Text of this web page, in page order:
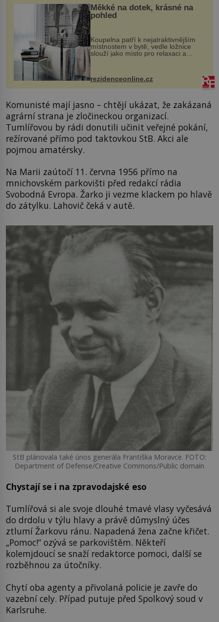
Měkké na dotek, krásné na
pohled
Koupelna patří k nejatraktivnějším
místnostem v bytě, vedle ložnice
slouží jako místo pro relaxaci a
odpočinek. Koupelnový textil –
ručníky, osušky a koberečky –
mohou jako mávnutím kouzelného
proutku...
rezidenceonline.cz
Komunisté mají jasno – chtějí ukázat, že zakázaná
agrární strana je zločineckou organizací.
Tumlířovou by rádi donutili učinit veřejné pokání,
režírované přímo pod taktovkou StB. Akci ale
pojmou amatérsky.
Na Marii zaútočí 11. června 1956 přímo na
mnichovském parkovišti před redakcí rádia
Svobodná Evropa. Žarko ji vezme klackem po hlavě
do zátylku. Lahovič čeká v autě.
StB plánovala také únos generála Františka Moravce. FOTO:
Department of Defense/Creative Commons/Public domain
Chystají se i na zpravodajské eso
Tumlířová si ale svoje dlouhé tmavé vlasy vyčesává
do drdolu v týlu hlavy a právě důmyslný účes
ztlumí Žarkovu ránu. Napadená žena začne křičet.
„Pomoc!“ ozývá se parkovištěm. Někteří
kolemjdoucí se snaží redaktorce pomoci, další se
rozběhnou za útočníky.
Chytí oba agenty a přivolaná policie je zavře do
vazební cely. Případ putuje před Spolkový soud v
Karlsruhe.